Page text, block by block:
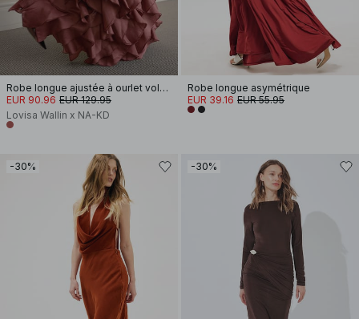
Robe longue ajustée à ourlet volanté
EUR 90.96 EUR 129.95
Lovisa Wallin x NA-KD
Robe longue asymétrique
EUR 39.16 EUR 55.95
-30% -30%